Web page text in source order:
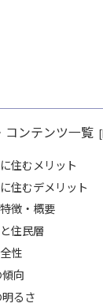
コンテンツ一覧
住むメリット
住むデメリット
徴・概要
住民層
性
向
るさ